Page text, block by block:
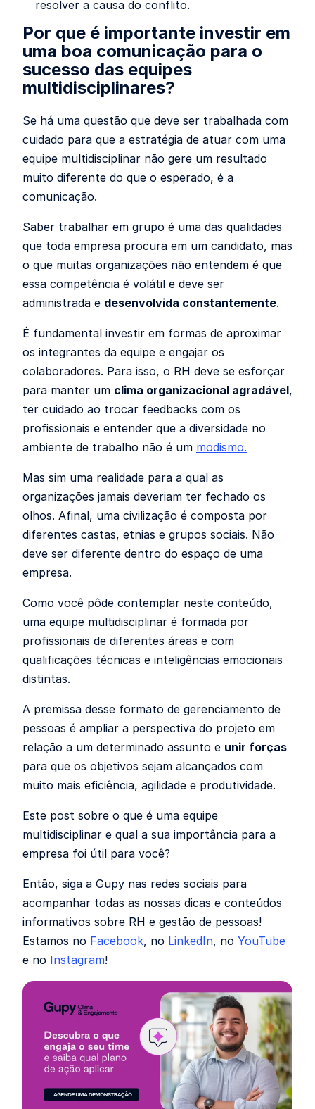
resolver a causa do conflito.
Por que é importante investir em
uma boa comunicação para o
sucesso das equipes
multidisciplinares?
Se há uma questão que deve ser trabalhada com
cuidado para que a estratégia de atuar com uma
equipe multidisciplinar não gere um resultado
muito diferente do que o esperado, é a
comunicação.
Saber trabalhar em grupo é uma das qualidades
que toda empresa procura em um candidato, mas
o que muitas organizações não entendem é que
essa competência é volátil e deve ser
administrada e desenvolvida constantemente.
É fundamental investir em formas de aproximar
os integrantes da equipe e engajar os
colaboradores. Para isso, o RH deve se esforçar
para manter um clima organizacional agradável,
ter cuidado ao trocar feedbacks com os
profissionais e entender que a diversidade no
ambiente de trabalho não é um modismo.
Mas sim uma realidade para a qual as
organizações jamais deveriam ter fechado os
olhos. Afinal, uma civilização é composta por
diferentes castas, etnias e grupos sociais. Não
deve ser diferente dentro do espaço de uma
empresa.
Como você pôde contemplar neste conteúdo,
uma equipe multidisciplinar é formada por
profissionais de diferentes áreas e com
qualificações técnicas e inteligências emocionais
distintas.
A premissa desse formato de gerenciamento de
pessoas é ampliar a perspectiva do projeto em
relação a um determinado assunto e unir forças
para que os objetivos sejam alcançados com
muito mais eficiência, agilidade e produtividade.
Este post sobre o que é uma equipe
multidisciplinar e qual a sua importância para a
empresa foi útil para você?
Então, siga a Gupy nas redes sociais para
acompanhar todas as nossas dicas e conteúdos
informativos sobre RH e gestão de pessoas!
Estamos no Facebook, no LinkedIn, no YouTube
e no Instagram!